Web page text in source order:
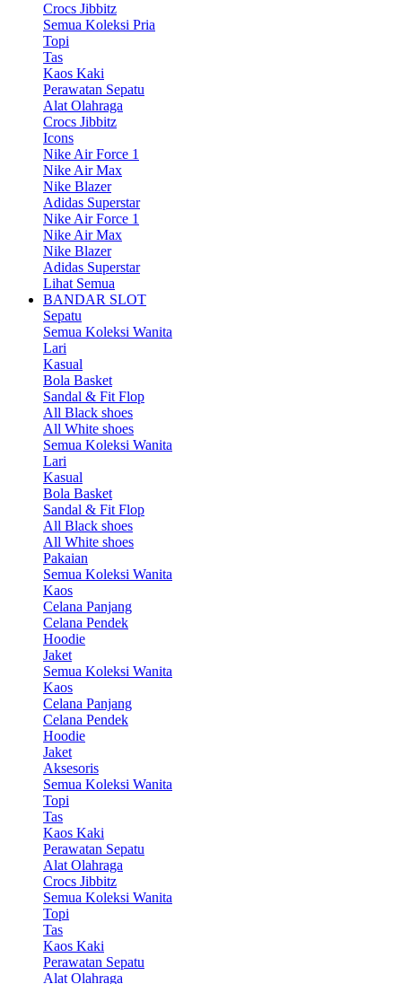
Crocs Jibbitz
Semua Koleksi Pria
Topi
Tas
Kaos Kaki
Perawatan Sepatu
Alat Olahraga
Crocs Jibbitz
Icons
Nike Air Force 1
Nike Air Max
Nike Blazer
Adidas Superstar
Nike Air Force 1
Nike Air Max
Nike Blazer
Adidas Superstar
Lihat Semua
BANDAR SLOT
Sepatu
Semua Koleksi Wanita
Lari
Kasual
Bola Basket
Sandal & Fit Flop
All Black shoes
All White shoes
Semua Koleksi Wanita
Lari
Kasual
Bola Basket
Sandal & Fit Flop
All Black shoes
All White shoes
Pakaian
Semua Koleksi Wanita
Kaos
Celana Panjang
Celana Pendek
Hoodie
Jaket
Semua Koleksi Wanita
Kaos
Celana Panjang
Celana Pendek
Hoodie
Jaket
Aksesoris
Semua Koleksi Wanita
Topi
Tas
Kaos Kaki
Perawatan Sepatu
Alat Olahraga
Crocs Jibbitz
Semua Koleksi Wanita
Topi
Tas
Kaos Kaki
Perawatan Sepatu
Alat Olahraga